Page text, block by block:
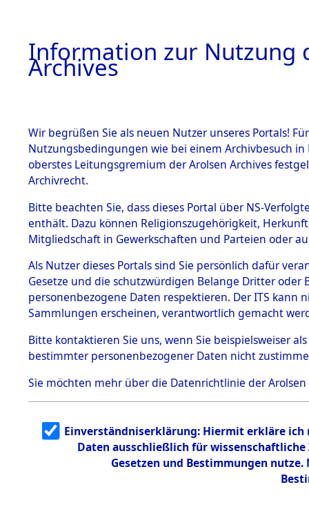
BESTÄNDE
1.
mente
5. Verschiedenes
5.3
Todesmärsche
5.3.1 Alliierte
Erhebungen
zu
Todesmärsch
en
5.3.2
g
5.3.3
Todesmärsch
Baden-
Information zur Nutzung
Archives
Wir begrüßen Sie als neuen Nutzer unseres Portals!
Nutzungsbedingungen wie bei einem Archivbesuch
oberstes Leitungsgremium der Arolsen Archives
Archivrecht.
Bitte beachten Sie, dass dieses Portal über NS-
enthält. Dazu können Religionszugehörigkeit,
Mitgliedschaft in Gewerkschaften und Parteien oder
Als Nutzer dieses Portals sind Sie persönlich dafür
Gesetze und die schutzwürdigen Belange Dritter
personenbezogene Daten respektieren. Der ITS
Sammlungen erscheinen, verantwortlich gemacht
Bitte kontaktieren Sie uns, wenn Sie beispielsweiser
bestimmter personenbezogener Daten nicht
Sie möchten mehr über die Datenrichtlinie der Arolsen
Einverständniserklärung: Hiermit erkläre ich
Daten ausschließlich für
Gesetzen und Bestimmungen